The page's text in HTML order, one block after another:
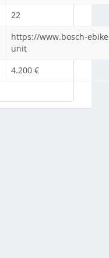
22
https://www.bosch-
unit
4.200 €